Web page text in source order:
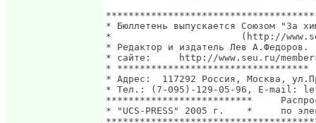
* Бюллетень выпускается Союзом "За
*                       (http://
* Редактор и издатель Лев
* сайте:     http://www.seu.ru/
*
* Адрес:  117292 Россия, Москва,
* Тел.: (7-095)-129-05-96, E-mail:
**************************
* "UCS-PRESS" 2005 г.    *     по